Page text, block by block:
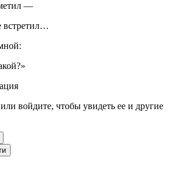
—
встретил…
войдите, чтобы увидеть ее и другие